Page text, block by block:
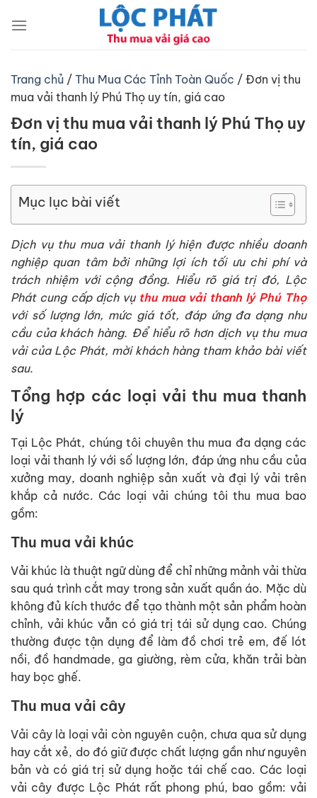
đến
Trang chủ / Thu Mua Các Tỉnh Toàn Quốc / Đơn vị thu
mua vải thanh lý Phú Thọ uy tín, giá cao
Đơn vị thu mua vải thanh lý Phú Thọ uy
tín, giá cao
Mục lục bài viết
Dịch vụ thu mua vải thanh lý hiện được nhiều doanh
nghiệp quan tâm bởi những lợi ích tối ưu chi phí và
trách nhiệm với cộng đồng. Hiểu rõ giá trị đó, Lộc
Phát cung cấp dịch vụ thu mua vải thanh lý Phú Thọ
với số lượng lớn, mức giá tốt, đáp ứng đa dạng nhu
cầu của khách hàng. Để hiểu rõ hơn dịch vụ thu mua
vải của Lộc Phát, mời khách hàng tham khảo bài viết
sau.
Tổng hợp các loại vải thu mua thanh
lý
Tại Lộc Phát, chúng tôi chuyên thu mua đa dạng các
loại vải thanh lý với số lượng lớn, đáp ứng nhu cầu của
xưởng may, doanh nghiệp sản xuất và đại lý vải trên
khắp cả nước. Các loại vải chúng tôi thu mua bao
gồm:
Thu mua vải khúc
Vải khúc là thuật ngữ dùng để chỉ những mảnh vải thừa
sau quá trình cắt may trong sản xuất quần áo. Mặc dù
không đủ kích thước để tạo thành một sản phẩm hoàn
chỉnh, vải khúc vẫn có giá trị tái sử dụng cao. Chúng
thường được tận dụng để làm đồ chơi trẻ em, đế lót
nồi, đồ handmade, ga giường, rèm cửa, khăn trải bàn
hay bọc ghế.
Thu mua vải cây
Vải cây là loại vải còn nguyên cuộn, chưa qua sử dụng
hay cắt xẻ, do đó giữ được chất lượng gần như nguyên
bản và có giá trị sử dụng hoặc tái chế cao. Các loại
vải cây được Lộc Phát rất phong phú, bao gồm: vải